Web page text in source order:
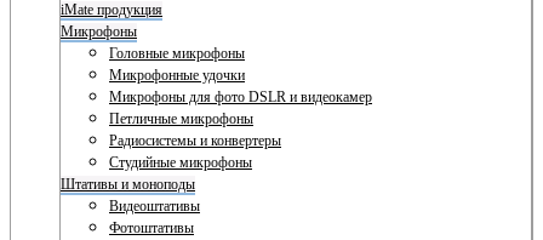
iMate продукция
Микрофоны
Головные микрофоны
Микрофонные удочки
Микрофоны для фото DSLR и видеокамер
Петличные микрофоны
Радиосистемы и конвертеры
Студийные микрофоны
Штативы и моноподы
Видеоштативы
Фотоштативы